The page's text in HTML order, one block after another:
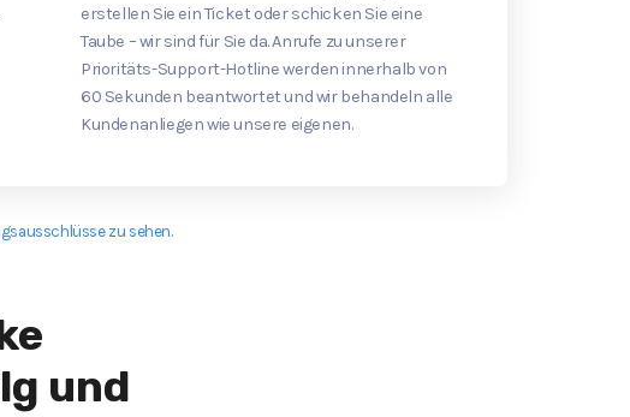
erstellen Sie ein Ticket oder schicken Sie eine
Taube – wir sind für Sie da. Anrufe zu unserer
Prioritäts-Support-Hotline werden innerhalb von
60 Sekunden beantwortet und wir behandeln alle
Kundenanliegen wie unsere eigenen.
zu sehen.
und